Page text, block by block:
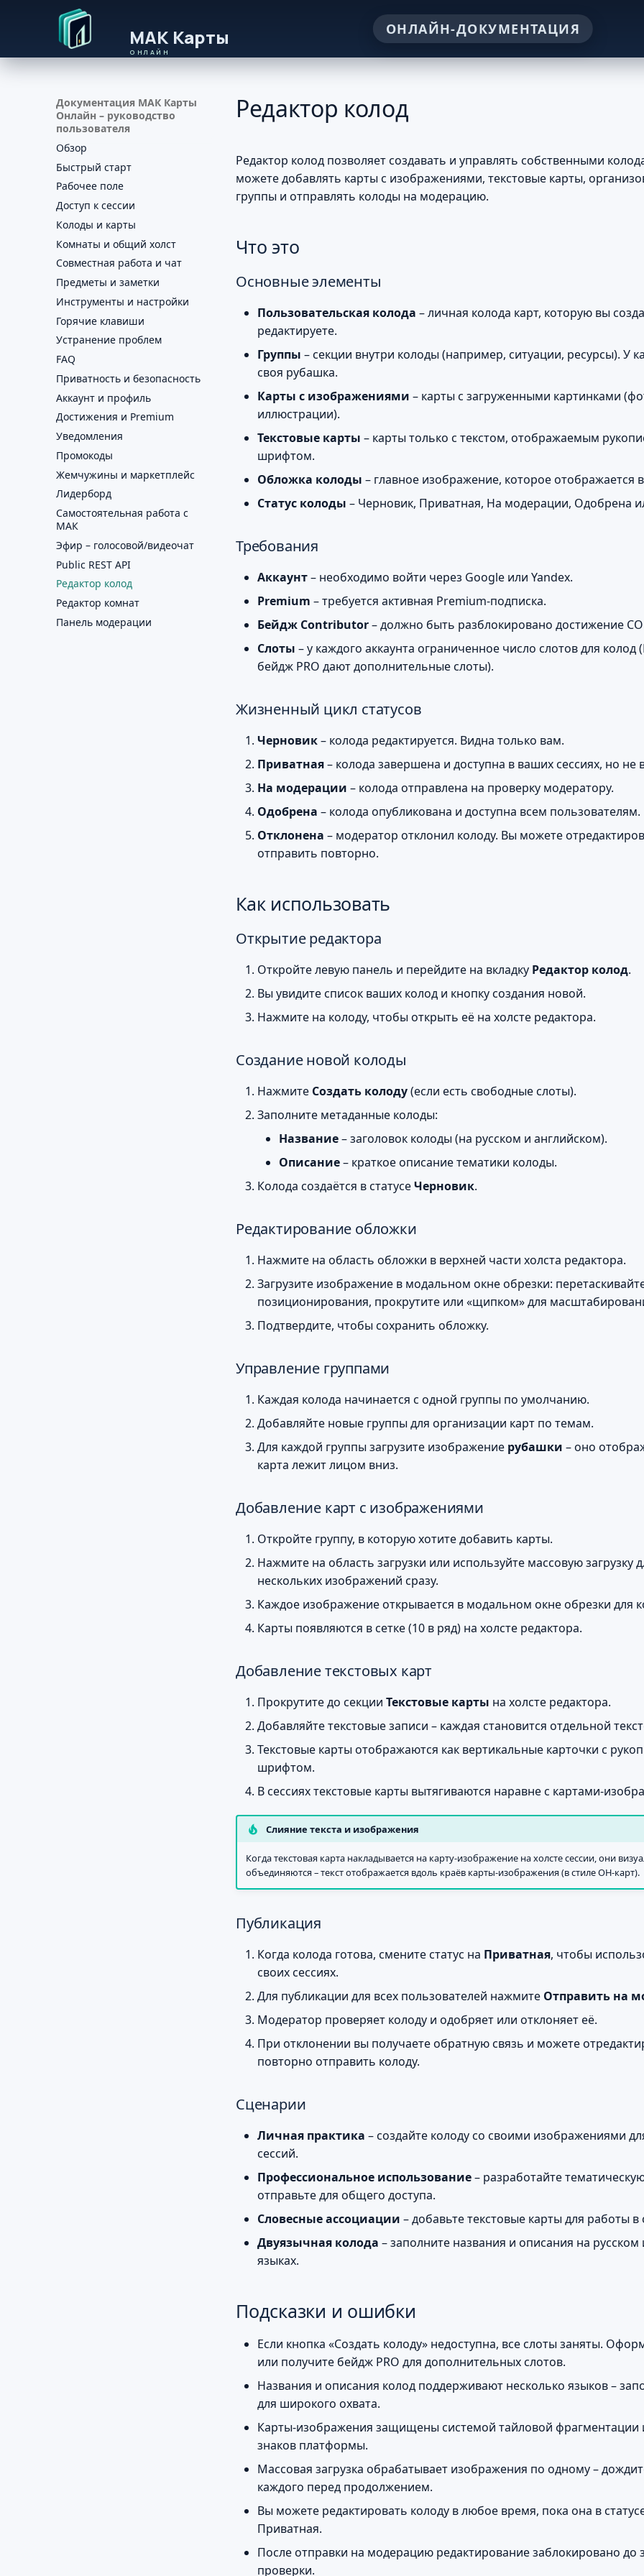
Документация МАК Карты
Онлайн – руководство
пользователя
Обзор
Быстрый старт
Рабочее поле
Доступ к сессии
Колоды и карты
Комнаты и общий холст
Совместная работа и чат
Предметы и заметки
Инструменты и настройки
Горячие клавиши
Устранение проблем
FAQ
Приватность и безопасность
Аккаунт и профиль
Достижения и Premium
Уведомления
Промокоды
Жемчужины и маркетплейс
Лидерборд
Самостоятельная работа с
МАК
Эфир – голосовой/видеочат
Public REST API
Редактор колод
Редактор комнат
Панель модерации
Редактор колод
Редактор колод позволяет создавать и управлять собственными
можете добавлять карты с изображениями, текстовые карты,
группы и отправлять колоды на модерацию.
Что это
Основные элементы
Пользовательская колода – личная колода карт, которую вы
редактируете.
Группы – секции внутри колоды (например, ситуации, ресурсы). У
своя рубашка.
Карты с изображениями – карты с загруженными картинками
иллюстрации).
Текстовые карты – карты только с текстом, отображаемым
шрифтом.
Обложка колоды – главное изображение, которое отображается
Статус колоды – Черновик, Приватная, На модерации, Одобрена
Требования
Аккаунт– необходимо войти через Google или Yandex.
Premium – требуется активная Premium-подписка.
Бейдж Contributor– должно быть разблокировано достижение
Слоты – у каждого аккаунта ограниченное число слотов для колод
бейдж PRO дают дополнительные слоты).
Жизненный цикл статусов
Черновик– колода редактируется. Видна только вам.
Приватная– колода завершена и доступна в ваших сессиях, но не
На модерации – колода отправлена на проверку модератору.
Одобрена – колода опубликована и доступна всем пользователям.
Отклонена – модератор отклонил колоду. Вы можете
отправить повторно.
Как использовать
Открытие редактора
Откройте левую панель и перейдите на вкладку Редактор колод.
Вы увидите список ваших колод и кнопку создания новой.
Нажмите на колоду, чтобы открыть её на холсте редактора.
Создание новой колоды
Нажмите Создать колоду(если есть свободные слоты).
Заполните метаданные колоды:
Название– заголовок колоды (на русском и английском).
Описание– краткое описание тематики колоды.
Колода создаётся в статусеЧерновик.
Редактирование обложки
Нажмите на область обложки в верхней части холста редактора.
Загрузите изображение в модальном окне обрезки:
позиционирования, прокрутите или «щипком» для
Подтвердите, чтобы сохранить обложку.
Управление группами
Каждая колода начинается с одной группы по умолчанию.
Добавляйте новые группы для организации карт по темам.
Для каждой группы загрузите изображение рубашки – оно
карта лежит лицом вниз.
Добавление карт с изображениями
Откройте группу, в которую хотите добавить карты.
Нажмите на область загрузки или используйте массовую загрузку
нескольких изображений сразу.
Каждое изображение открывается в модальном окне обрезки для
Карты появляются в сетке (10 в ряд) на холсте редактора.
Добавление текстовых карт
Прокрутите до секции Текстовые карты на холсте редактора.
Добавляйте текстовые записи – каждая становится отдельной
Текстовые карты отображаются как вертикальные карточки с
шрифтом.
В сессиях текстовые карты вытягиваются наравне с картами-
Слияние текста и изображения
Когда текстовая карта накладывается на карту-изображение на холсте сессии, они
объединяются – текст отображается вдоль краёв карты-изображения (в стиле OH-карт).
Публикация
Когда колода готова, смените статус на Приватная, чтобы
своих сессиях.
Для публикации для всех пользователей нажмите Отправить на
Модератор проверяет колоду и одобряет или отклоняет её.
При отклонении вы получаете обратную связь и можете
повторно отправить колоду.
Сценарии
Личная практика – создайте колоду со своими изображениями
сессий.
Профессиональное использование– разработайте
отправьте для общего доступа.
Словесные ассоциации – добавьте текстовые карты для работы в
Двуязычная колода – заполните названия и описания на русском
языках.
Подсказки и ошибки
Если кнопка «Создать колоду» недоступна, все слоты заняты.
или получите бейдж PRO для дополнительных слотов.
Названия и описания колод поддерживают несколько языков –
для широкого охвата.
Карты-изображения защищены системой тайловой фрагментации
знаков платформы.
Массовая загрузка обрабатывает изображения по одному –
каждого перед продолжением.
Вы можете редактировать колоду в любое время, пока она в
Приватная.
После отправки на модерацию редактирование заблокировано до
проверки.